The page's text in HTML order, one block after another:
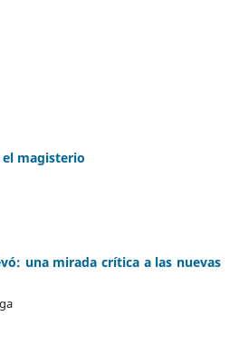
magisterio
una mirada crítica a las nuevas